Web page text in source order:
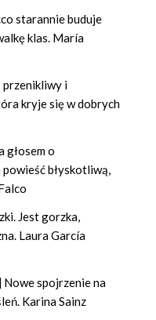
starannie buduje
klas. María
przenikliwy i
kryje się w dobrych
głosem o
powieść błyskotliwą,
Jest gorzka,
Laura García
Nowe spojrzenie na
Karina Sainz